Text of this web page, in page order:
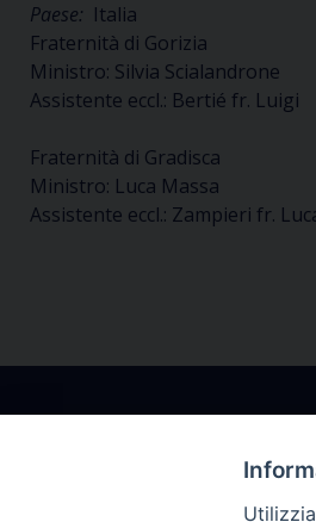
Paese: Italia
Fraternità di Gorizia
Ministro: Silvia Scialandrone
Assistente eccl.: Bertié fr. Luigi
Fraternità di Gradisca
Ministro: Luca Massa
Assistente eccl.: Zampieri fr.